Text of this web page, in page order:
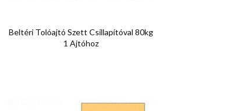
Beltéri Tolóajtó Szett Csillapítóval 80kg
1 Ajtóhoz
Előnézet